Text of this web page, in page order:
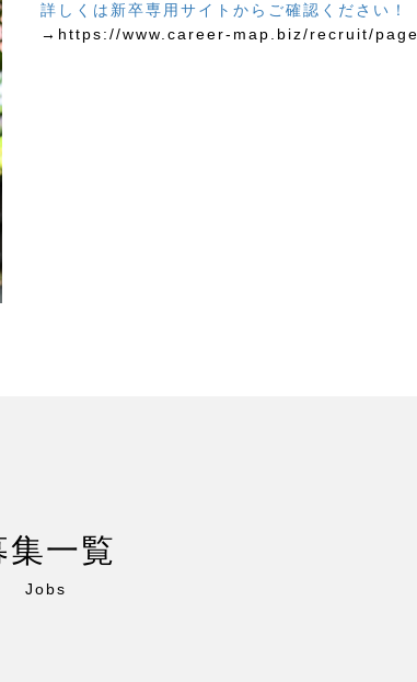
詳しくは新卒専用サイトからご確認ください！
→https://www.career-map.biz/recruit/
集一覧
Jobs